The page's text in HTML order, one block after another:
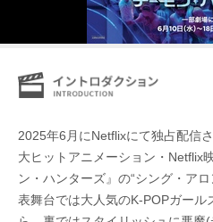
2025年6月にNetflixにて独占配信
大ヒットアニメーション・Netflix
ン・ハンターズ』の“シング・ア
表舞台では大人気のK-POPガー